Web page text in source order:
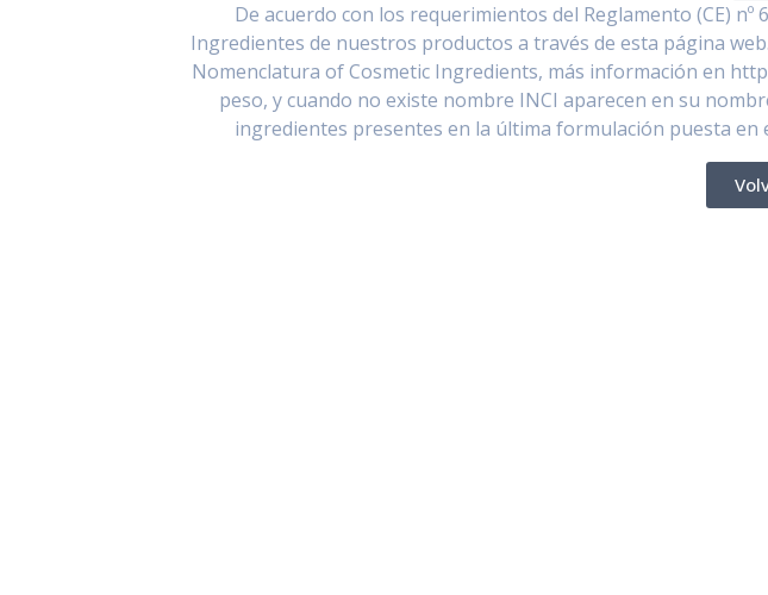
De acuerdo con los requerimientos del Reglamento (CE)
Ingredientes de nuestros productos a través de esta página
Nomenclatura of Cosmetic Ingredients, más información en
peso, y cuando no existe nombre INCI aparecen en su
ingredientes presentes en la última formulación puesta en